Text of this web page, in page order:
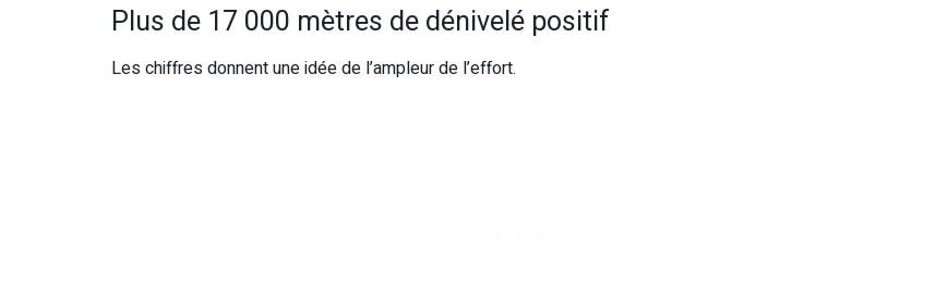
Plus de 17 000 mètres de dénivelé positif
Les chiffres donnent une idée de l’ampleur de l’effort.